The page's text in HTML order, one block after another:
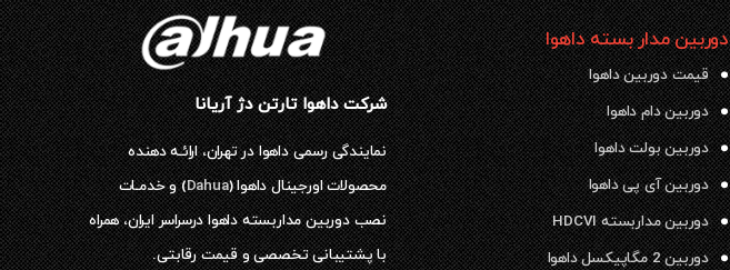
دوربین مدار بسته داهوا
قیمت دوربین داهوا
دوربین دام داهوا
دوربین بولت داهوا
دوربین آی پی داهوا
دوربین مداربسته HDCVI
دوربین 2 مگاپیکسل داهوا
شرکت داهوا تارتن دژ آریانا
نمایندگی رسمی داهوا در تهران، ارائـه دهنده
محصولات اورجینال داهوا (Dahua) و خدمـات
نصب دوربین مداربسته داهوا درسراسر ایران، همراه
با پشتیبانی تخصصی و قیمت رقابتی.